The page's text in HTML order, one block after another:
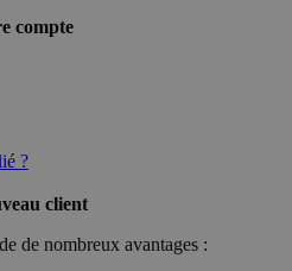
compte
?
client
de nombreux avantages :